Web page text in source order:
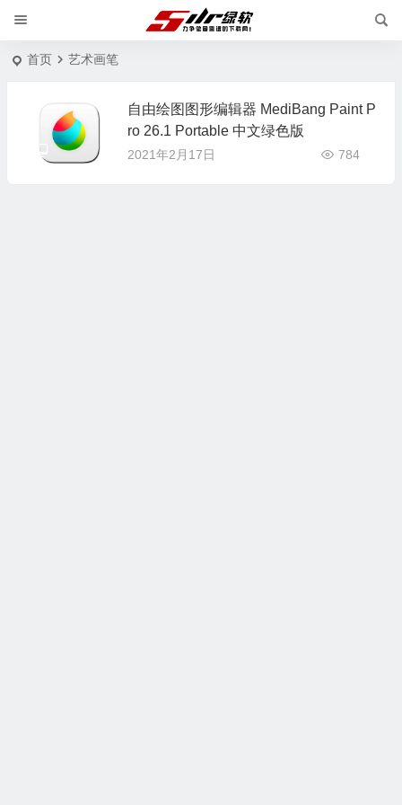
首页 艺术画笔
自由绘图图形编辑器 MediBang Paint P
ro 26.1 Portable 中文绿色版
2021年2月17日 784